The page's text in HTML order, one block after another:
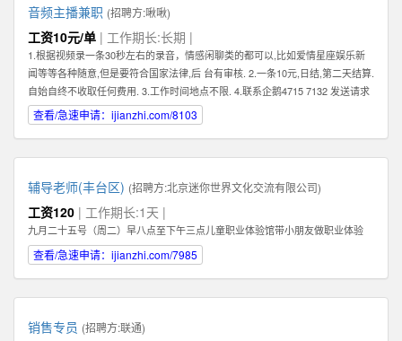
音频主播兼职 (招聘方:啾啾)
工资10元/单 | 工作期长:长期 |
1.根据视频录一条30秒左右的录音，情感闲聊类的都可以,比如爱情星座娱乐新
闻等等各种随意,但是要符合国家法律,后 台有审核. 2.一条10元,日结,第二天结算.
自始自终不收取任何费用. 3.工作时间地点不限. 4.联系企鹅4715 7132 发送请求
时,请备注录音采集兼职.
查看/急速申请：ijianzhi.com/8103
辅导老师(丰台区) (招聘方:北京迷你世界文化交流有限公司)
工资120 | 工作期长:1天 |
九月二十五号（周二）早八点至下午三点儿童职业体验馆带小朋友做职业体验
查看/急速申请：ijianzhi.com/7985
销售专员 (招聘方:联通)